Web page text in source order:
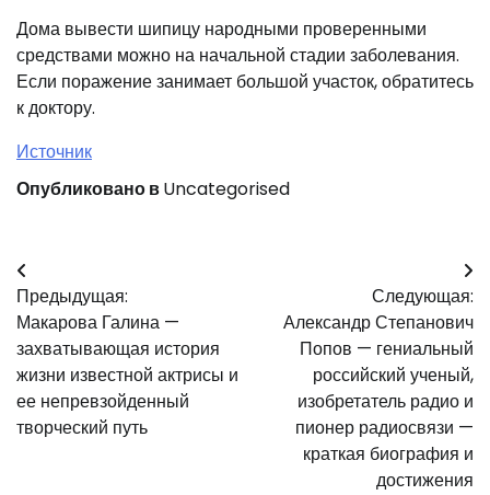
Дома вывести шипицу народными проверенными
средствами можно на начальной стадии заболевания.
Если поражение занимает большой участок, обратитесь
к доктору.
Источник
Опубликовано вUncategorised
Навигация
по
записям
Предыдущая:
Макарова Галина —
захватывающая история
жизни известной актрисы и
ее непревзойденный
творческий путь
Следующая:
Александр Степанович
Попов — гениальный
российский ученый,
изобретатель радио и
пионер радиосвязи —
краткая биография и
достижения